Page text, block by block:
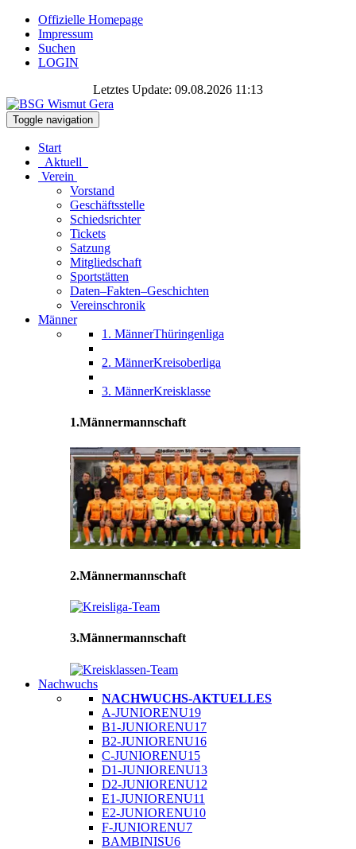
Offizielle Homepage
Impressum
Suchen
LOGIN
Letztes Update: 09.08.2026 11:13
Toggle navigation
Start
Aktuell
Verein
Vorstand
Geschäftsstelle
Schiedsrichter
Tickets
Satzung
Mitgliedschaft
Sportstätten
Daten–Fakten–Geschichten
Vereinschronik
Männer
1. MännerThüringenliga
2. MännerKreisoberliga
3. MännerKreisklasse
1.Männermannschaft
2.Männermannschaft
3.Männermannschaft
Nachwuchs
NACHWUCHS-AKTUELLES
A-JUNIORENU19
B1-JUNIORENU17
B2-JUNIORENU16
C-JUNIORENU15
D1-JUNIORENU13
D2-JUNIORENU12
E1-JUNIORENU11
E2-JUNIORENU10
F-JUNIORENU7
BAMBINISU6